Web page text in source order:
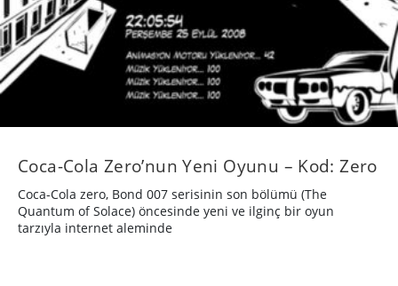
Coca-Cola Zero’nun Yeni Oyunu – Kod: Zero
Coca-Cola zero, Bond 007 serisinin son bölümü (The
Quantum of Solace) öncesinde yeni ve ilginç bir oyun
tarzıyla internet aleminde